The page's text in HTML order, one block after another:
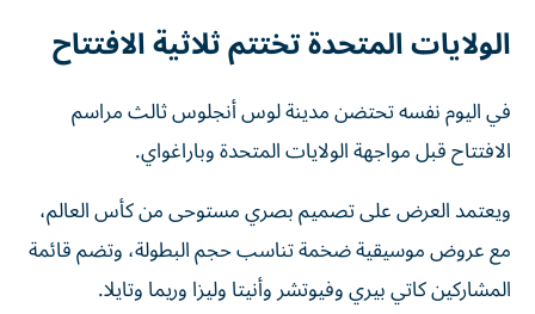
الولايات المتحدة تختتم ثلاثية الافتتاح
في اليوم نفسه تحتضن مدينة لوس أنجلوس ثالث مراسم
الافتتاح قبل مواجهة الولايات المتحدة وباراغواي.
ويعتمد العرض على تصميم بصري مستوحى من كأس العالم،
مع عروض موسيقية ضخمة تناسب حجم البطولة، وتضم قائمة
المشاركين كاتي بيري وفيوتشر وأنيتا وليزا وريما وتايلا.